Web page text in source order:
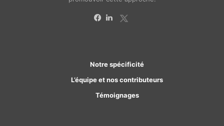
Notre spécificité
L’équipe et nos contributeurs
Témoignages